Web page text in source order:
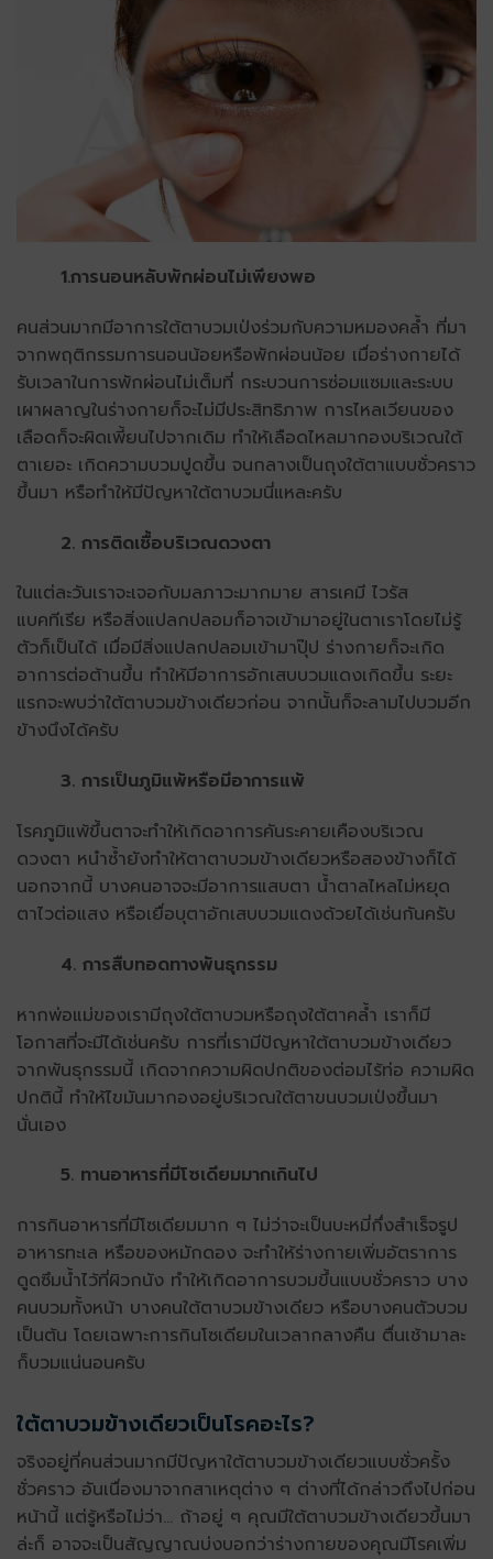
1.การนอนหลับพักผ่อนไม่เพียงพอ
คนส่วนมากมีอาการใต้ตาบวมเป่งร่วมกับความหมองคล้ำ ที่มา
จากพฤติกรรมการนอนน้อยหรือพักผ่อนน้อย เมื่อร่างกายได้
รับเวลาในการพักผ่อนไม่เต็มที่ กระบวนการซ่อมแซมและระบบ
เผาผลาญในร่างกายก็จะไม่มีประสิทธิภาพ การไหลเวียนของ
เลือดก็จะผิดเพี้ยนไปจากเดิม ทำให้เลือดไหลมากองบริเวณใต้
ตาเยอะ เกิดความบวมปูดขึ้น จนกลางเป็นถุงใต้ตาแบบชั่วคราว
ขึ้นมา หรือทำให้มีปัญหาใต้ตาบวมนี่แหละครับ
2. การติดเชื้อบริเวณดวงตา
ในแต่ละวันเราจะเจอกับมลภาวะมากมาย สารเคมี ไวรัส
แบคทีเรีย หรือสิ่งแปลกปลอมก็อาจเข้ามาอยู่ในตาเราโดยไม่รู้
ตัวก็เป็นได้ เมื่อมีสิ่งแปลกปลอมเข้ามาปุ๊ป ร่างกายก็จะเกิด
อาการต่อต้านขึ้น ทำให้มีอาการอักเสบบวมแดงเกิดขึ้น ระยะ
แรกจะพบว่าใต้ตาบวมข้างเดียวก่อน จากนั้นก็จะลามไปบวมอีก
ข้างนึงได้ครับ
3. การเป็นภูมิแพ้หรือมีอาการแพ้
โรคภูมิแพ้ขึ้นตาจะทำให้เกิดอาการคันระคายเคืองบริเวณ
ดวงตา หนำซ้ำยังทำให้ตาตาบวมข้างเดียวหรือสองข้างก็ได้
นอกจากนี้ บางคนอาจจะมีอาการแสบตา น้ำตาลไหลไม่หยุด
ตาไวต่อแสง หรือเยื่อบุตาอักเสบบวมแดงด้วยได้เช่นกันครับ
4. การสืบทอดทางพันธุกรรม
หากพ่อแม่ของเรามีถุงใต้ตาบวมหรือถุงใต้ตาคล้ำ เราก็มี
โอกาสที่จะมีได้เช่นครับ การที่เรามีปัญหาใต้ตาบวมข้างเดียว
จากพันธุกรรมนี้ เกิดจากความผิดปกติของต่อมไร้ท่อ ความผิด
ปกตินี้ ทำให้ไขมันมากองอยู่บริเวณใต้ตาขนบวมเป่งขึ้นมา
นั่นเอง
5. ทานอาหารที่มีโซเดียมมากเกินไป
การกินอาหารที่มีโซเดียมมาก ๆ ไม่ว่าจะเป็นบะหมี่กึ่งสำเร็จรูป
อาหารทะเล หรือของหมักดอง จะทำให้ร่างกายเพิ่มอัตราการ
ดูดซึมน้ำไว้ที่ผิวกนัง ทำให้เกิดอาการบวมขึ้นแบบชั่วคราว บาง
คนบวมทั้งหน้า บางคนใต้ตาบวมข้างเดียว หรือบางคนตัวบวม
เป็นต้น โดยเฉพาะการกินโซเดียมในเวลากลางคืน ตื่นเช้ามาละ
ก็บวมแน่นอนครับ
ใต้ตาบวมข้างเดียวเป็นโรคอะไร?
จริงอยู่ที่คนส่วนมากมีปัญหาใต้ตาบวมข้างเดียวแบบชั่วครั้ง
ชั่วคราว อันเนื่องมาจากสาเหตุต่าง ๆ ต่างที่ได้กล่าวถึงไปก่อน
หน้านี้ แต่รู้หรือไม่ว่า… ถ้าอยู่ ๆ คุณมีใต้ตาบวมข้างเดียวขึ้นมา
ล่ะก็ อาจจะเป็นสัญญาณบ่งบอกว่าร่างกายของคุณมีโรคเพิ่ม